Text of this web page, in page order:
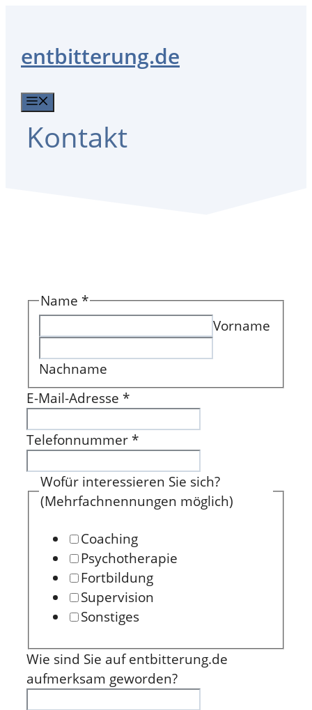
springen
entbitterung.de
Kontakt
Name *
Vorname
Nachname
E-Mail-Adresse *
Telefonnummer *
Wofür interessieren Sie sich?
(Mehrfachnennungen möglich)
Coaching
Psychotherapie
Fortbildung
Supervision
Sonstiges
Wie sind Sie auf entbitterung.de
aufmerksam geworden?